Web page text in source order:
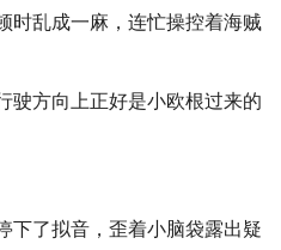
时乱成一麻，连忙操控着海贼
驶方向上正好是小欧根过来的
下了拟音，歪着小脑袋露出疑